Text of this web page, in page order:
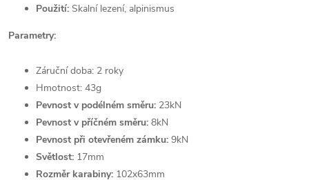
Použití: Skalní lezení, alpinismus
Parametry:
Záruční doba: 2 roky
Hmotnost: 43g
Pevnost v podélném směru: 23kN
Pevnost v příčném směru: 8kN
Pevnost při otevřeném zámku: 9kN
Světlost: 17mm
Rozměr karabiny: 102x63mm